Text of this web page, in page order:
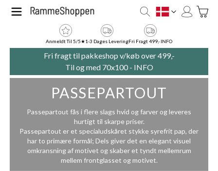
Skip to Content
DK
Anmeldt Til 5/5★1-3 Dages LeveringFri Fragt 499,- INFO
Fri fragt til pakkeshop v/køb over 499,-
Til og med 70x100 - INFO
PASSEPARTOUT
Passepartout fås i flere slags hvid og farver og leveres
hurtigt til skarpe priser.
Passepartout er et specialudskåret stykke syrefrit pap, der
har to primære formål; Dels giver det en elegant visuel
omkransning af motivet og skaber et tyndt mellemrum
mellem frontglasset og motivet.